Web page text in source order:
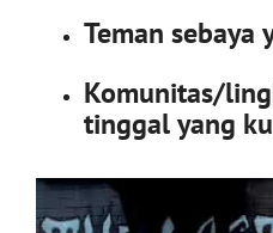
Teman sebaya
Komunitas/
tinggal yang